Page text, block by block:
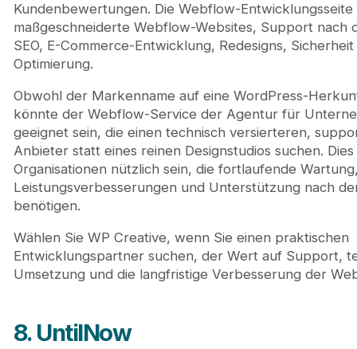
Kundenbewertungen. Die Webflow-Entwicklungsseite
maßgeschneiderte Webflow-Websites, Support nach
SEO, E-Commerce-Entwicklung, Redesigns,
Optimierung.
Obwohl der Markenname auf eine WordPress-
könnte der Webflow-Service der Agentur für
geeignet sein, die einen technisch versierteren,
Anbieter statt eines reinen Designstudios suchen.
Organisationen nützlich sein, die fortlaufende
Leistungsverbesserungen und Unterstützung nach
benötigen.
Wählen Sie WP Creative, wenn Sie einen praktischen
Entwicklungspartner suchen, der Wert auf Support,
Umsetzung und die langfristige Verbesserung der
8. UntilNow